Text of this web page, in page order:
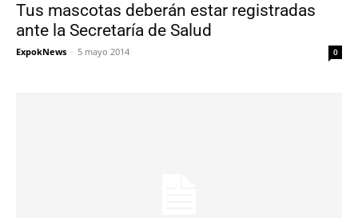
Tus mascotas deberán estar registradas
ante la Secretaría de Salud
ExpokNews - 5 mayo 2014 0